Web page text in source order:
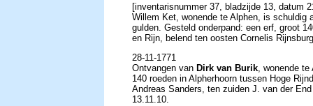
[inventarisnummer 37, bladzijde 13, datum
Willem Ket, wonende te Alphen, is schuldig
gulden. Gesteld onderpand: een erf, groot
en Rijn, belend ten oosten Cornelis
28-11-1771
Ontvangen van Dirk van Burik, wonende
140 roeden in Alpherhoorn tussen Hoge
Andreas Sanders, ten zuiden J. van der
13.11.10.